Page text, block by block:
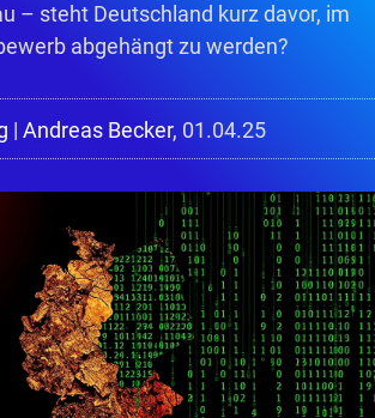
– steht Deutschland kurz davor, im
abgehängt zu werden?
| Andreas Becker, 01.04.25